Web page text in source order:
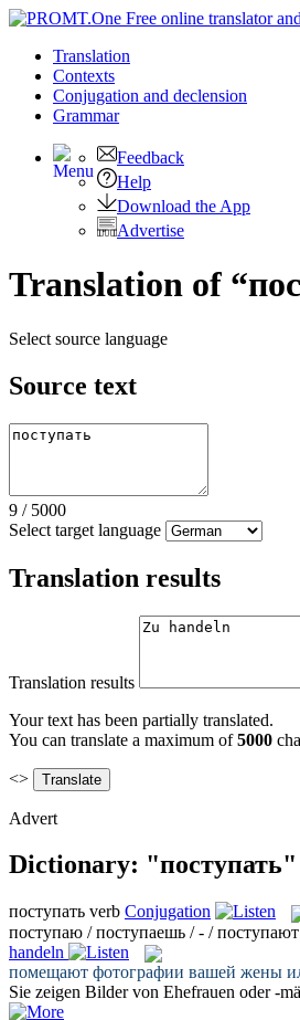
Translation
Contexts
Conjugation and declension
Grammar
Feedback
Help
Download the App
Advertise
Translation of
Select source language
Source text
9 / 5000
Select target language
Translation results
Translation results
Your text has been partially translated.
You can translate a maximum of5000
<>
Advert
Dictionary: "поступать"
поступать verb Conjugation
поступаю / поступаешь / - / поступают
handeln
помещают фотографии вашей жены
Sie zeigen Bilder von Ehefrauen oder -